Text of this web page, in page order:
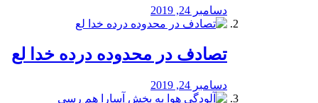
دسامبر 24, 2019
تصادف در محدوده درده خدا لع
دسامبر 24, 2019